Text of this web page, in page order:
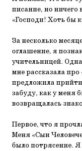
писание, но ничего
«Господи! Хоть бы
За несколько
оглашение, я
учительницей.
мне рассказала
предложила
забуду, как у меня
возвращалась
Первое, что я
Меня «Сын
было потрясение. Я